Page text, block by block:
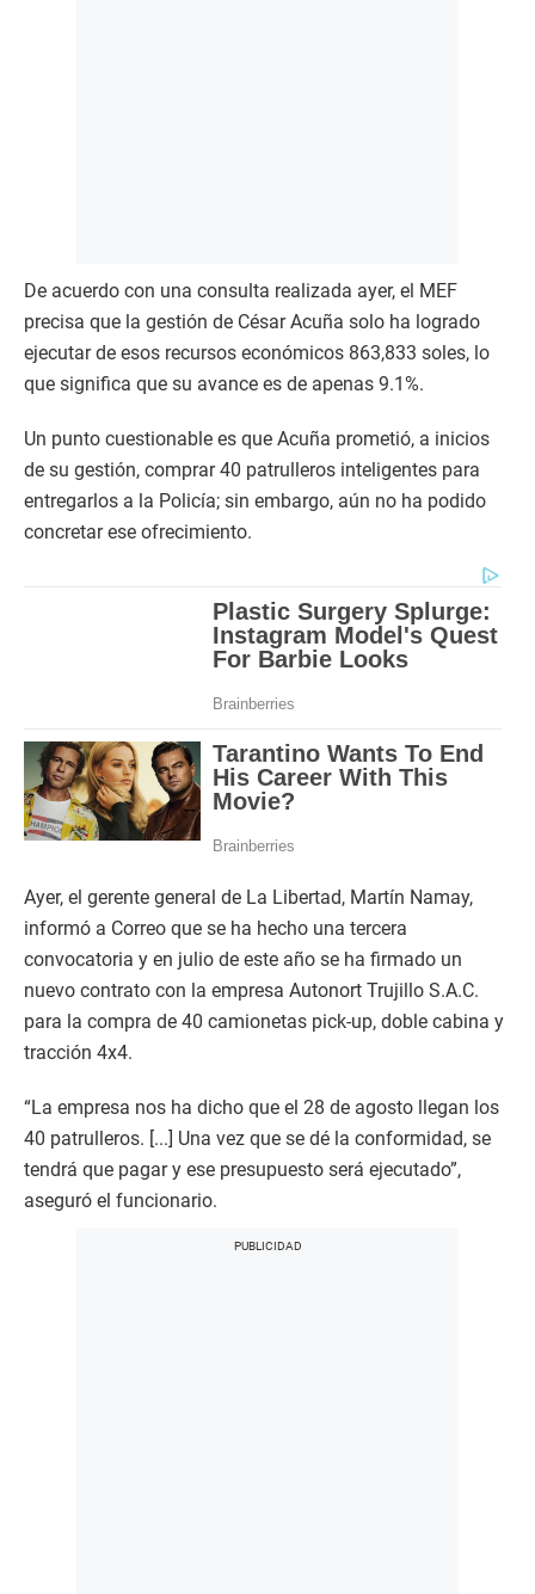
De acuerdo con una consulta realizada ayer, el MEF
precisa que la gestión de César Acuña solo ha logrado
ejecutar de esos recursos económicos 863,833 soles, lo
que significa que su avance es de apenas 9.1%.
Un punto cuestionable es que Acuña prometió, a inicios
de su gestión, comprar 40 patrulleros inteligentes para
entregarlos a la Policía; sin embargo, aún no ha podido
concretar ese ofrecimiento.
Ayer, el gerente general de La Libertad, Martín Namay,
informó a Correo que se ha hecho una tercera
convocatoria y en julio de este año se ha firmado un
nuevo contrato con la empresa Autonort Trujillo S.A.C.
para la compra de 40 camionetas pick-up, doble cabina y
tracción 4x4.
“La empresa nos ha dicho que el 28 de agosto llegan los
40 patrulleros. [...] Una vez que se dé la conformidad, se
tendrá que pagar y ese presupuesto será ejecutado”,
aseguró el funcionario.